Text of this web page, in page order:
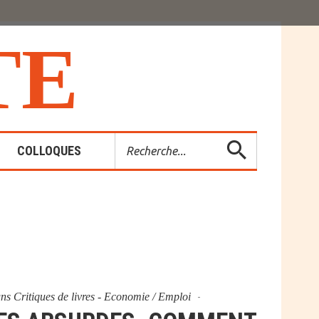
E
COLLOQUES
Rechercher
Critiques de livres - Economie / Emploi